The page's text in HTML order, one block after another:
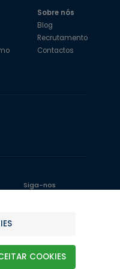
Sobre nós
Blog
Recrutamento
Contactos
Siga-nos
COOKIES